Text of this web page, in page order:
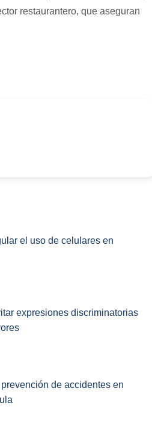
restaurantero, que aseguran
el uso de celulares en
expresiones discriminatorias
de accidentes en